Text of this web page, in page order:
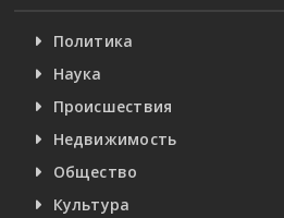
Политика
Наука
Происшествия
Недвижимость
Общество
Культура